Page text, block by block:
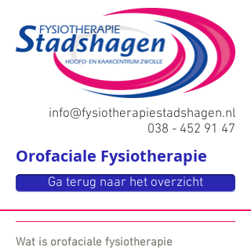
info@fysiotherapiestadshagen.nl
038 - 452 91 47
Orofaciale Fysiotherapie
Ga terug naar het overzicht
Wat is orofaciale fysiotherapie